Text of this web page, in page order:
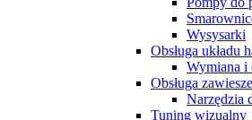
Wysysarki
Obsługa układu
Wymiana i
Obsługa
Narzędzia
Tuning wizualny